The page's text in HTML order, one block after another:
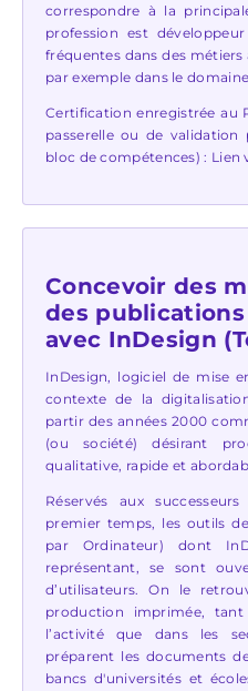
correspondre à la
profession est
fréquentes dans des
par exemple dans le
Certification enregistrée au
passerelle ou de
bloc de compétences) : Lien
Concevoir des
des
avec InDesign
InDesign, logiciel de mise
contexte de la
partir des années 2000
(ou société) désirant
qualitative, rapide et
Réservés aux
premier temps, les outils
par Ordinateur) dont
représentant, se sont
d’utilisateurs. On le
production imprimée,
l’activité que dans les
préparent les documents
bancs d'universités et